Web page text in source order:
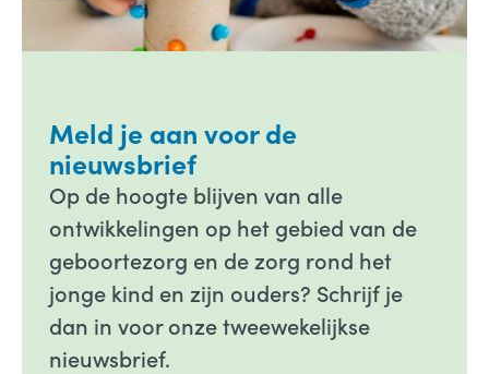
Meld je aan voor de
nieuwsbrief
Op de hoogte blijven van alle
ontwikkelingen op het gebied van de
geboortezorg en de zorg rond het
jonge kind en zijn ouders? Schrijf je
dan in voor onze tweewekelijkse
nieuwsbrief.